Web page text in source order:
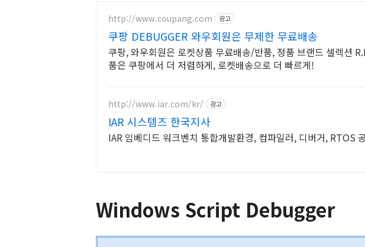
http://www.coupang.com 광고
쿠팡 DEBUGGER 와우회원은 무제한 무료배송
쿠팡, 와우회원은 로켓상품 무료배송/반품, 정품 브랜드 셀렉션
품은 쿠팡에서 더 저렴하게, 로켓배송으로 더 빠르게!
http://www.iar.com/kr/ 광고
IAR 시스템즈 한국지사
IAR 임베디드 워크벤치 통합개발환경, 컴파일러, 디버거, RTOS
Windows Script Debugger